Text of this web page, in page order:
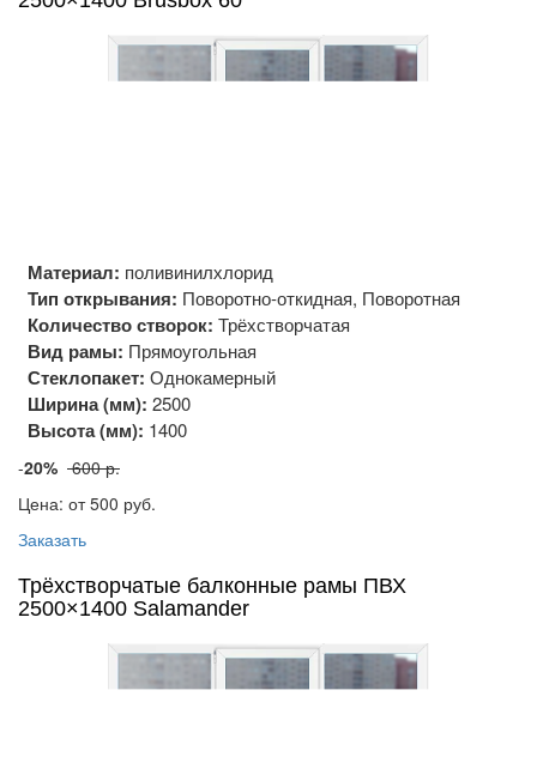
Материал: поливинилхлорид
Тип открывания: Поворотно-откидная, Поворотная
Количество створок: Трёхстворчатая
Вид рамы: Прямоугольная
Стеклопакет: Однокамерный
Ширина (мм): 2500
Высота (мм): 1400
-20% 600 р.
Цена: от 500 руб.
Заказать
Трёхстворчатые балконные рамы ПВХ
2500×1400 Salamander